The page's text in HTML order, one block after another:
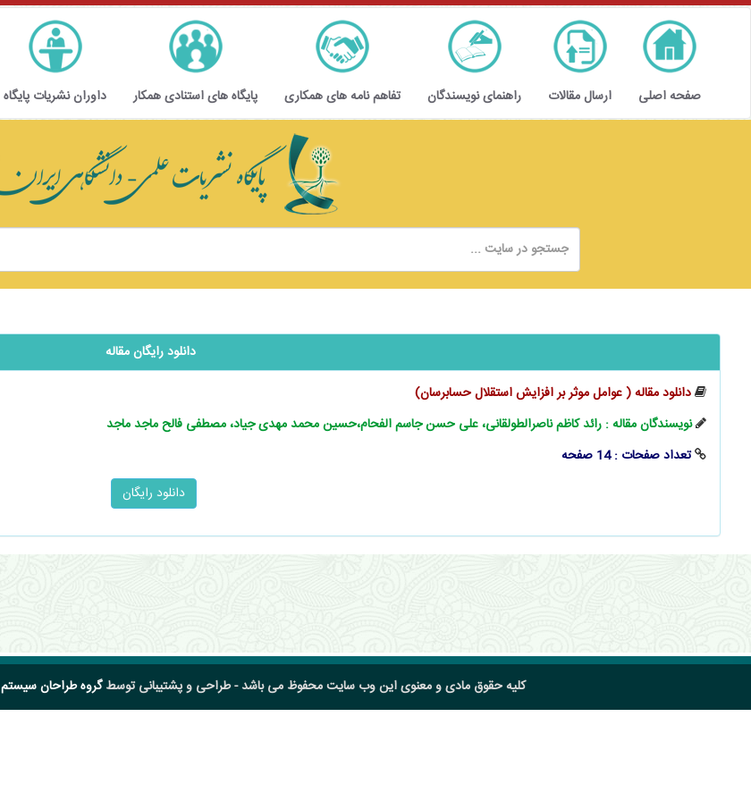
صفحه اصلی ارسال مقالات راهنمای نویسندگان تفاهم نامه های همکاری پایگاه های استنادی همکار داوران نشریات پایگاه
دانلود رایگان مقاله
دانلود مقاله (‬‬‬‬‬‬‬‬‬‬‬‬‬‬‬‬‬‬‬‬ عوامل موثر بر افزایش استقلال حسابرسان)
نویسندگان مقاله : رائد کاظم ناصرالطولقانی، علی حسن جاسم الفحام،حسین محمد مهدی جیاد، مصطفی فالح ماجد ماجد
تعداد صفحات : 14 صفحه
کلیه حقوق مادی و معنوی این وب سایت محفوظ می باشد - طراحی و پشتیبانی توسطگروه طراحان سیستم